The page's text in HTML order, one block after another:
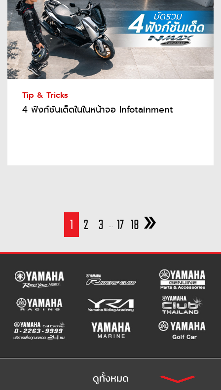
Tip & Tricks
4 ฟังก์ชันเด็ดในในหน้าจอ Infotainment
1 2 3 ... 17 18
ดูทั้งหมด